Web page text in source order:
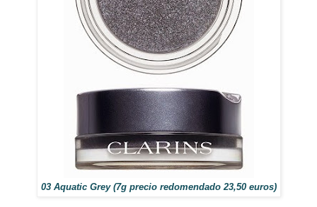
03 Aquatic Grey (7g precio redomendado 23,50 euros)